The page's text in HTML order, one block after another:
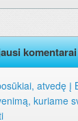
komentarai
atvedę į
kuriame